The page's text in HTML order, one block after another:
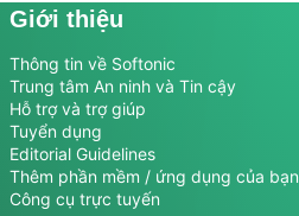
Giới thiệu
Thông tin về Softonic
Trung tâm An ninh và Tin cậy
Hỗ trợ và trợ giúp
Tuyển dụng
Editorial Guidelines
Thêm phần mềm / ứng dụng của bạn
Công cụ trực tuyến